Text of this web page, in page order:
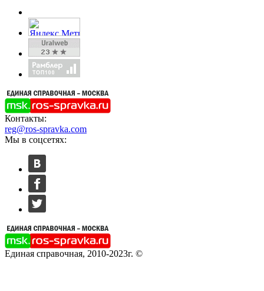
Контакты:
reg@ros-spravka.com
Мы в соцсетях:
Единая справочная, 2010-2023г. ©